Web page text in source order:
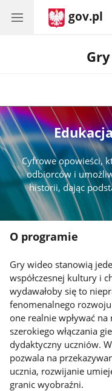
gov.pl
Cyfrowe opowieści,
odbiorców i
historii, dając
O
O programie
Gry wideo stanowią
współczesnej kultury i
wydawałoby się to
fenomenalnego
one realnie wpływać na
szerokiego włączania
dydaktyczny uczniów.
pozwala na
ucznia, rozwijanie
granic wyobraźni.